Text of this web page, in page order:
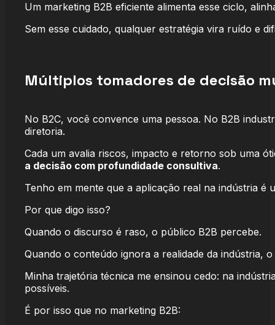
Um marketing B2B eficiente alimenta esse ciclo,
Sem esse cuidado, qualquer estratégia vira ruído e
Múltiplos tomadores de decisão
No B2C, você convence uma pessoa. No B2B
diretoria.
Cada um avalia riscos, impacto e retorno sob uma
a decisão com profundidade consultiva.
Tenho em mente que a aplicação real na indústria é
Por que digo isso?
Quando o discurso é raso, o público B2B percebe.
Quando o conteúdo ignora a realidade da indústria,
Minha trajetória técnica me ensinou cedo: na
possíveis.
É por isso que no marketing B2B: